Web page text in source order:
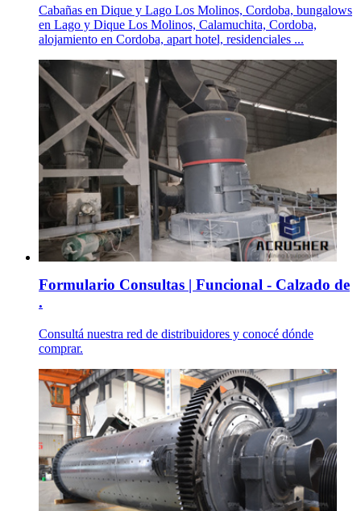
Cabañas en Dique y Lago Los Molinos, Cordoba, bungalows
en Lago y Dique Los Molinos, Calamuchita, Cordoba,
alojamiento en Cordoba, apart hotel, residenciales ...
Formulario Consultas | Funcional - Calzado de
.
Consultá nuestra red de distribuidores y conocé dónde
comprar.